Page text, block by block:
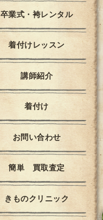
卒業式・袴レンタル
着付けレッスン
講師紹介
着付け
お問い合わせ
簡単 買取査定
きものクリニック